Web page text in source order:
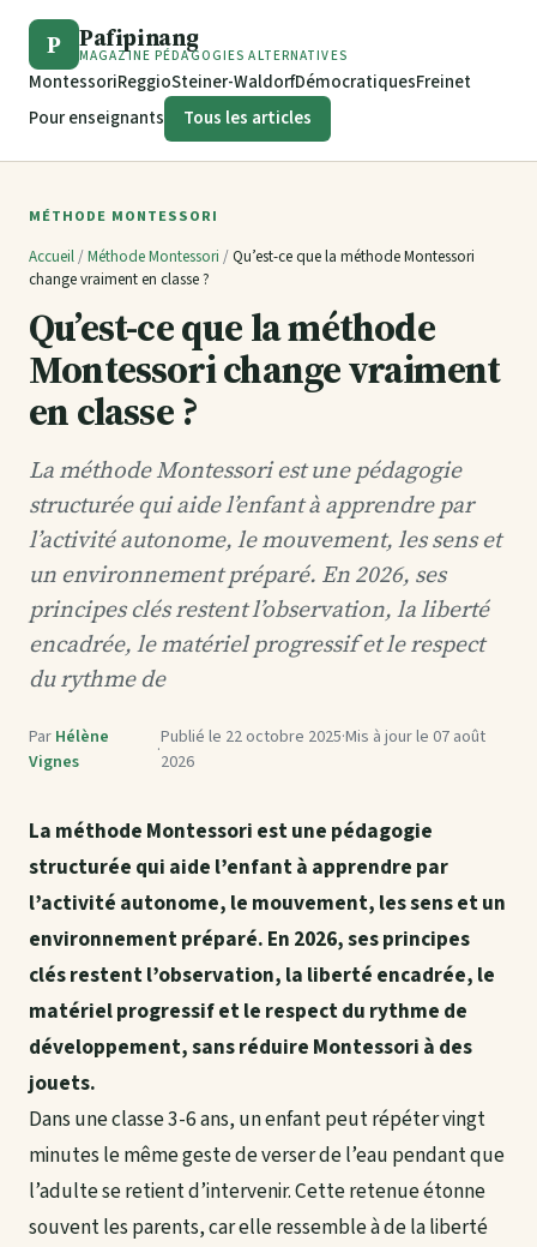
P Pafipinang
MAGAZINE PÉDAGOGIES ALTERNATIVES
MontessoriReggioSteiner-WaldorfDémocratiquesFreinet
Pour enseignants
Tous les articles
MÉTHODE MONTESSORI
Accueil /Méthode Montessori /Qu’est-ce que la méthode Montessori
change vraiment en classe ?
Qu’est-ce que la méthode
Montessori change vraiment
en classe ?
La méthode Montessori est une pédagogie
structurée qui aide l’enfant à apprendre par
l’activité autonome, le mouvement, les sens et
un environnement préparé. En 2026, ses
principes clés restent l’observation, la liberté
encadrée, le matériel progressif et le respect
du rythme de
Par Hélène
Vignes
·
Publié le 22 octobre 2025·Mis à jour le07 août
2026
La méthode Montessori est une pédagogie
structurée qui aide l’enfant à apprendre par
l’activité autonome, le mouvement, les sens et un
environnement préparé. En 2026, ses principes
clés restent l’observation, la liberté encadrée, le
matériel progressif et le respect du rythme de
développement, sans réduire Montessori à des
jouets.
Dans une classe 3-6 ans, un enfant peut répéter vingt
minutes le même geste de verser de l’eau pendant que
l’adulte se retient d’intervenir. Cette retenue étonne
souvent les parents, car elle ressemble à de la liberté